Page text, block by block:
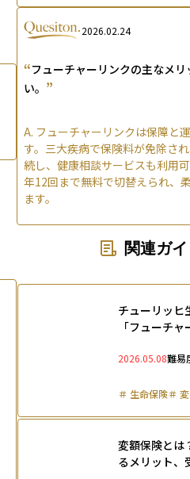
2026.02.24
“フューチャーリンクの主なメ
い。 ”
A. フューチャーリンクは保障と
す。三大疾病で保険料が免除さ
続し、健康相談サービスも利用
年12回まで無料で切替えられ、
ます。
関連ガ
チューリッヒ
「フューチ
徹底解説
2026.05.08難易
＃ 生命保険＃
変額保険とは
るメリット、